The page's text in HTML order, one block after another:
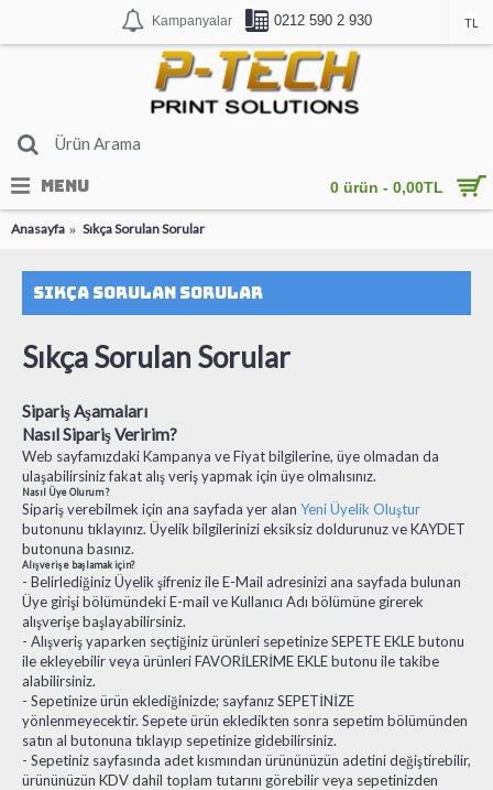
TL
Kampanyalar 0212 590 2 930
0 ürün - 0,00TL
MENU
Anasayfa Sıkça Sorulan Sorular
Sıkça Sorulan Sorular
Sıkça Sorulan Sorular
Sipariş Aşamaları
Nasıl Sipariş Veririm?
Web sayfamızdaki Kampanya ve Fiyat bilgilerine, üye olmadan da
ulaşabilirsiniz fakat alış veriş yapmak için üye olmalısınız.
Nasıl Üye Olurum ?
Sipariş verebilmek için ana sayfada yer alan Yeni Üyelik Oluştur
butonunu tıklayınız. Üyelik bilgilerinizi eksiksiz doldurunuz ve KAYDET
butonuna basınız.
Alışverişe başlamak için?
- Belirlediğiniz Üyelik şifreniz ile E-Mail adresinizi ana sayfada bulunan
Üye girişi bölümündeki E-mail ve Kullanıcı Adı bölümüne girerek
alışverişe başlayabilirsiniz.
- Alışveriş yaparken seçtiğiniz ürünleri sepetinize SEPETE EKLE butonu
ile ekleyebilir veya ürünleri FAVORİLERİME EKLE butonu ile takibe
alabilirsiniz.
- Sepetinize ürün eklediğinizde; sayfanız SEPETİNİZE
yönlenmeyecektir. Sepete ürün ekledikten sonra sepetim bölümünden
satın al butonuna tıklayıp sepetinize gidebilirsiniz.
- Sepetiniz sayfasında adet kısmından ürününüzün adetini değiştirebilir,
ürününüzün KDV dahil toplam tutarını görebilir veya sepetinizden